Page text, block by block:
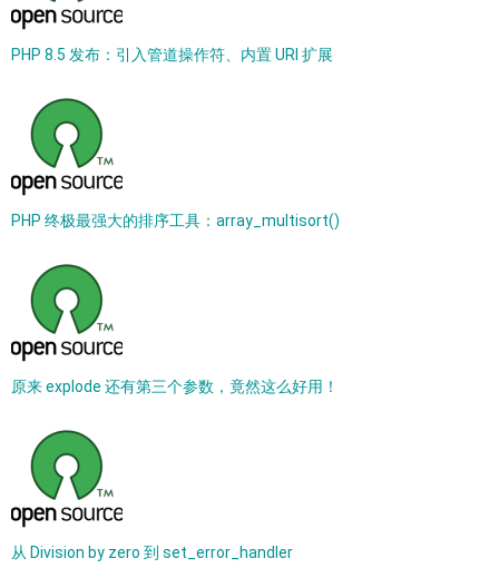
PHP 8.5 发布：引入管道操作符、内置 URI 扩展
PHP 终极最强大的排序工具：array_multisort()
原来 explode 还有第三个参数，竟然这么好用！
从 Division by zero 到 set_error_handler